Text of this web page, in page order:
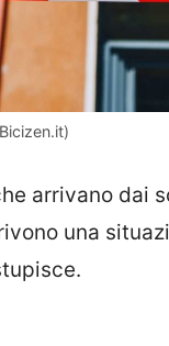
arrivano dai
una